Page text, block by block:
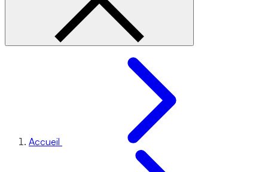
Accueil